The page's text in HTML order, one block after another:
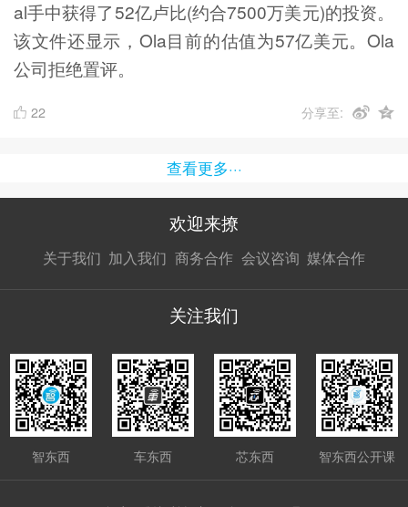
al手中获得了52亿卢比(约合7500万美元)的投资。
该文件还显示，Ola目前的估值为57亿美元。Ola
公司拒绝置评。
22 分享至:
查看更多···
欢迎来撩
关于我们 加入我们
接扔简历
商务合作
接开聊
会议咨询 媒体合作
接开聊
关注我们
智东西 车东西 芯东西 智东西公开课